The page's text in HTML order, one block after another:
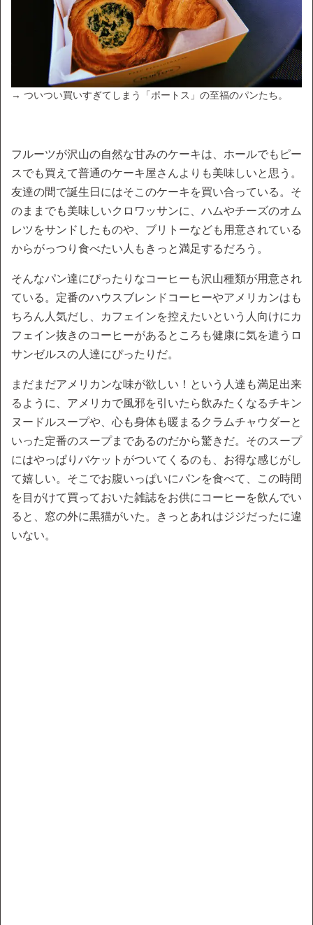
→ ついつい買いすぎてしまう「ポートス」の至福のパンたち。
フルーツが沢山の自然な甘みのケーキは、ホールでもピー
スでも買えて普通のケーキ屋さんよりも美味しいと思う。
友達の間で誕生日にはそこのケーキを買い合っている。そ
のままでも美味しいクロワッサンに、ハムやチーズのオム
レツをサンドしたものや、ブリトーなども用意されている
からがっつり食べたい人もきっと満足するだろう。
そんなパン達にぴったりなコーヒーも沢山種類が用意され
ている。定番のハウスブレンドコーヒーやアメリカンはも
ちろん人気だし、カフェインを控えたいという人向けにカ
フェイン抜きのコーヒーがあるところも健康に気を遣うロ
サンゼルスの人達にぴったりだ。
まだまだアメリカンな味が欲しい！という人達も満足出来
るように、アメリカで風邪を引いたら飲みたくなるチキン
ヌードルスープや、心も身体も暖まるクラムチャウダーと
いった定番のスープまであるのだから驚きだ。そのスープ
にはやっぱりバケットがついてくるのも、お得な感じがし
て嬉しい。そこでお腹いっぱいにパンを食べて、この時間
を目がけて買っておいた雑誌をお供にコーヒーを飲んでい
ると、窓の外に黒猫がいた。きっとあれはジジだったに違
いない。